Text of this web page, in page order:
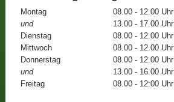
Montag
08.00 - 12.00 Uhr
und
13.00 - 17.00 Uhr
Dienstag
08.00 - 12.00 Uhr
Mittwoch
08.00 - 12.00 Uhr
Donnerstag
08.00 - 12.00 Uhr
und
13.00 - 16.00 Uhr
Freitag
08.00 - 12:00 Uhr